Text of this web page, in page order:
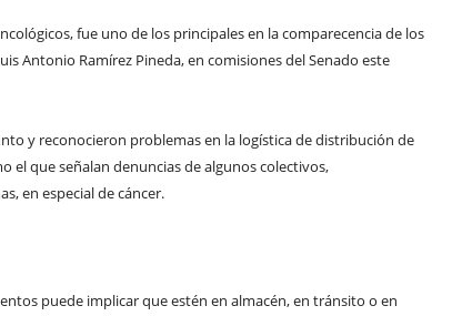
fue uno de los principales en la comparecencia de los
Antonio Ramírez Pineda, en comisiones del Senado este
y reconocieron problemas en la logística de distribución de
el que señalan denuncias de algunos colectivos,
en especial de cáncer.
puede implicar que estén en almacén, en tránsito o en